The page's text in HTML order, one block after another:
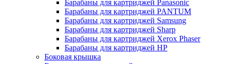
Барабаны для картриджей Panasonic
Барабаны для картриджей PANTUM
Барабаны для картриджей Samsung
Барабаны для картриджей Sharp
Барабаны для картриджей Xerox Phaser
Барабаны для картриджей НР
Боковая крышка